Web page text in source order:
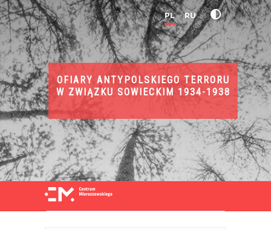
PL RU
OFIARY ANTYPOLSKIEGO TERRORU
W ZWIĄZKU SOWIECKIM 1934-1938